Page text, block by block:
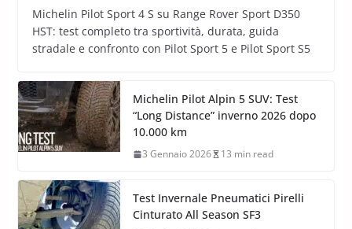
Michelin Pilot Sport 4 S su Range Rover Sport D350
HST: test completo tra sportività, durata, guida
stradale e confronto con Pilot Sport 5 e Pilot Sport S5
Michelin Pilot Alpin 5 SUV: Test
“Long Distance” inverno 2026 dopo
10.000 km
3 Gennaio 2026 13 min read
Test Invernale Pneumatici Pirelli
Cinturato All Season SF3